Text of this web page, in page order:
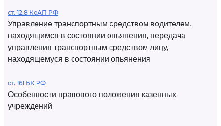
ст. 12.8 КоАП РФ
Управление транспортным средством водителем,
находящимся в состоянии опьянения, передача
управления транспортным средством лицу,
находящемуся в состоянии опьянения
ст. 161 БК РФ
Особенности правового положения казенных
учреждений